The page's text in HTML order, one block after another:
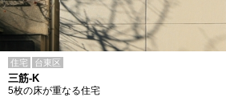
住宅 台東区
三筋-K
5枚の床が重なる住宅